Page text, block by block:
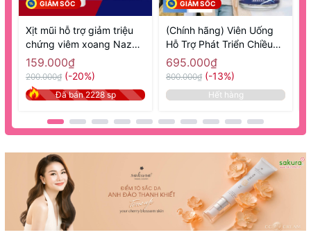
GIẢM SỐC
Xịt mũi hỗ trợ giảm triệu
chứng viêm xoang Nazal
Sato 30ml- Hàng Nhật nội
địa
159.000₫
200.000₫ (-20%)
Đã bán 2228 sp
GIẢM SỐC
(Chính hãng) Viên Uống
Hỗ Trợ Phát Triển Chiều
Cao 270 Viên GH Creation
EX+ - Hàng Nhật nội địa
695.000₫
800.000₫ (-13%)
Hết hàng